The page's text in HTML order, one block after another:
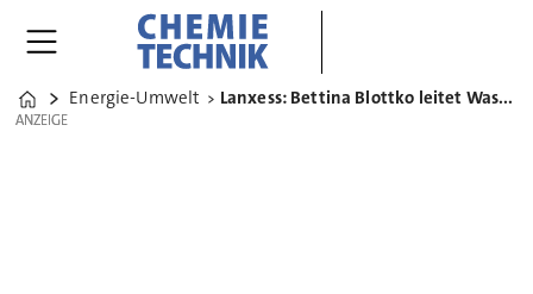
Home
Energie-Umwelt Lanxess: Bettina Blottko leitet Wasseraufbereitungs-Geschäft
ANZEIGE
ANZEIGE